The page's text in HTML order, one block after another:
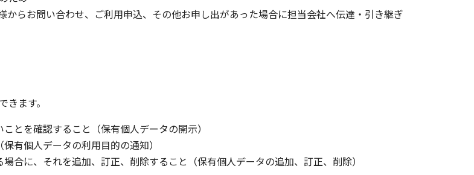
らお問い合わせ、ご利用申込、その他お申し出があった場合に担当会社へ伝達・引き継ぎ
ます。
とを確認すること（保有個人データの開示）
有個人データの利用目的の通知）
合に、それを追加、訂正、削除すること（保有個人データの追加、訂正、削除）